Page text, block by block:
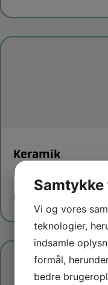
Keramik
Kreativ hygge i godt
Læs mere om holdet
Vi og vores
teknologier,
indsamle
formål,
bedre